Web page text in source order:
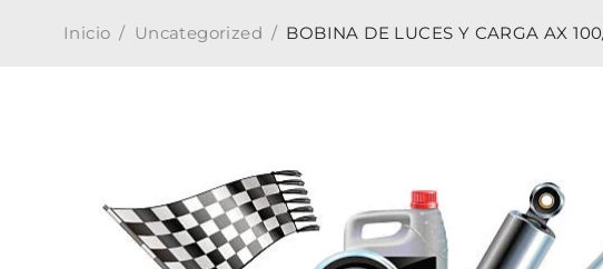
Inicio / Uncategorized / BOBINA DE LUCES Y CARGA AX